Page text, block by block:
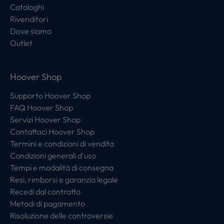
Cataloghi
Rivenditori
Dove siamo
Outlet
Hoover Shop
Supporto Hoover Shop
FAQ Hoover Shop
Servizi Hoover Shop
Contattaci Hoover Shop
Termini e condizioni di vendita
Condizioni generali d'uso
Tempi e modalità di consegna
Resi, rimborsi e garanzia legale
Recedi dal contratto
Metodi di pagamento
Risoluzione delle controversie